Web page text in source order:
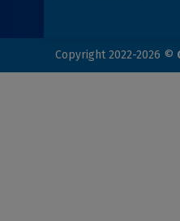
Copyright 2022-2026 ©